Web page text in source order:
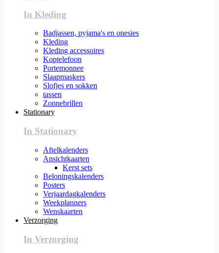
In Kleding
Badjassen, pyjama's en onesies
Kleding
Kleding accessoires
Koptelefoon
Portemonnee
Slaapmaskers
Slofjes en sokken
tassen
Zonnebrillen
Stationary
In Stationary
Aftelkalenders
Ansichtkaarten
Kerst sets
Beloningskalenders
Posters
Verjaardagkalenders
Weekplanners
Wenskaarten
Verzorging
In Verzorging